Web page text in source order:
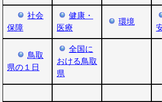
社会
保障
健康・
医療
環境
鳥取
県の１日
全国に
おける鳥取
県